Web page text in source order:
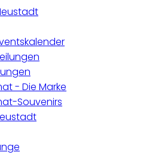
- Die Marke
Souvenirs